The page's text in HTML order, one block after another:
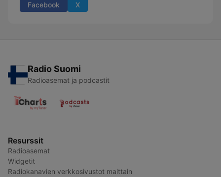
Facebook X
Radio Suomi
Radioasemat ja podcastit
Resurssit
Radioasemat
Widgetit
Radiokanavien verkkosivustot maittain